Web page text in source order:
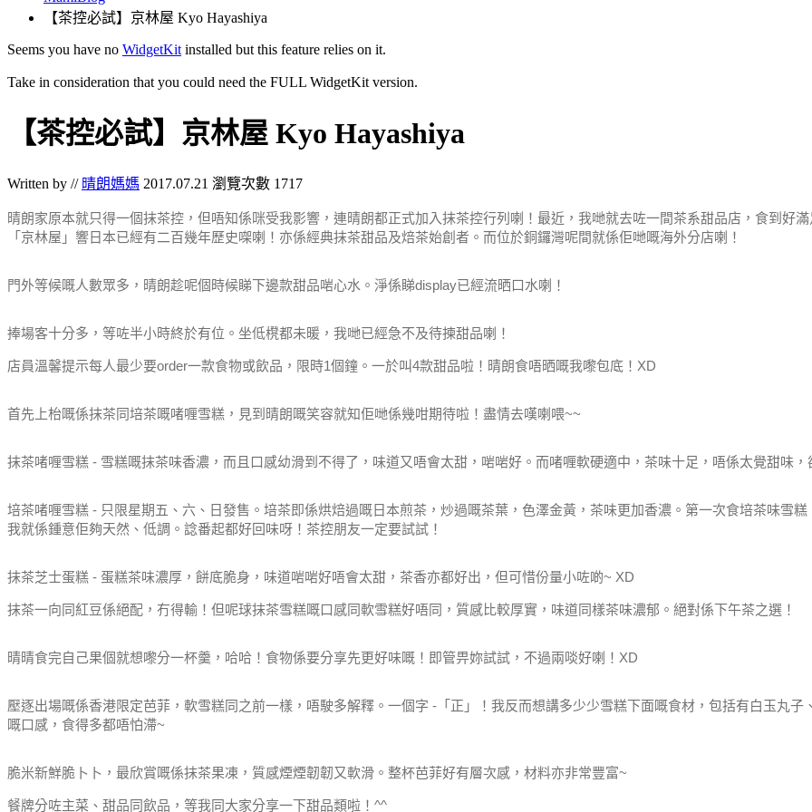
【茶控必試】京林屋 Kyo Hayashiya
Seems you have no WidgetKit installed but this feature relies on it.
Take in consideration that you could need the FULL WidgetKit version.
【茶控必試】京林屋 Kyo Hayashiya
Written by // 晴朗媽媽 2017.07.21 瀏覽次數 1717
晴朗家原本就只得一個抹茶控，但唔知係咪受我影響，連晴朗都正式加入抹茶控行列喇！ 最近，我哋就去咗一間茶系甜品店，食到好滿
「京林屋」響日本已經有二百幾年歷史㗎喇！亦係經典抹茶甜品及焙茶始創者。而位於銅鑼灣呢間就係佢哋嘅海外分店喇！
門外等候嘅人數眾多，晴朗趁呢個時候睇下邊款甜品啱心水。淨係睇display已經流晒口水喇！
捧場客十分多，等咗半小時終於有位。坐低櫈都未暖，我哋已經急不及待揀甜品喇！
店員溫馨提示每人最少要order一款食物或飲品，限時1個鐘。一於叫4款甜品啦！晴朗食唔晒嘅我嚟包底！XD
首先上枱嘅係抹茶同培茶嘅啫喱雪糕，見到晴朗嘅笑容就知佢哋係幾咁期待啦！盡情去嘆喇喂~~
抹茶啫喱雪糕 - 雪糕嘅抹茶味香濃，而且口感幼滑到不得了，味道又唔會太甜，啱啱好。而啫喱軟硬適中，茶味十足，唔係太覺甜味
培茶啫喱雪糕 - 只限星期五、六、日發售。培茶即係烘焙過嘅日本煎茶，炒過嘅茶葉，色澤金黃，茶味更加香濃。第一次食培茶味雪
我就係鍾意佢夠天然、低調。諗番起都好回味呀！茶控朋友一定要試試！
抹茶芝士蛋糕 - 蛋糕茶味濃厚，餅底脆身，味道啱啱好唔會太甜，茶香亦都好出，但可惜份量小咗啲~ XD
抹茶一向同紅豆係絕配，冇得輸！但呢球抹茶雪糕嘅口感同軟雪糕好唔同，質感比較厚實，味道同樣茶味濃郁。絕對係下午茶之選！
晴晴食完自己果個就想嚟分一杯羹，哈哈！食物係要分享先更好味嘅！即管畀妳試試，不過兩啖好喇！XD
壓逐出場嘅係香港限定芭菲，軟雪糕同之前一樣，唔駛多解釋。一個字 -「正」！我反而想講多少少雪糕下面嘅食材，包括有白玉丸
嘅口感，食得多都唔怕滯~
脆米新鮮脆卜卜，最欣賞嘅係抹茶果凍，質感煙煙韌韌又軟滑。整杯芭菲好有層次感，材料亦非常豐富~
餐牌分咗主菜、甜品同飲品，等我同大家分享一下甜品類啦！^^